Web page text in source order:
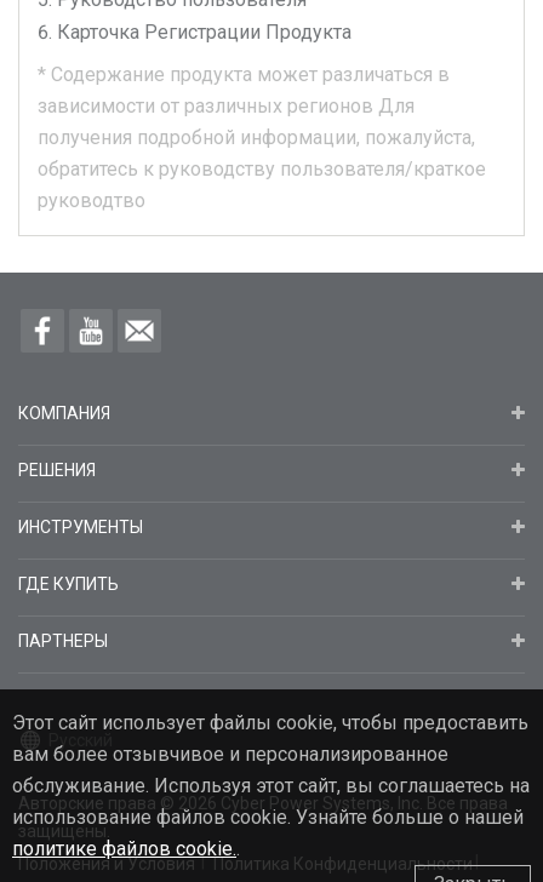
Карточка Регистрации Продукта
* Содержание продукта может различаться в
зависимости от различных регионов Для
получения подробной информации, пожалуйста,
обратитесь к руководству пользователя/краткое
руководтво
Этот сайт использует файлы cookie, чтобы предоставить
вам более отзывчивое и персонализированное
обслуживание. Используя этот сайт, вы соглашаетесь на
использование файлов cookie. Узнайте больше о нашей
политике файлов cookie..
КОМПАНИЯ
РЕШЕНИЯ
ИНСТРУМЕНТЫ
ГДЕ КУПИТЬ
ПАРТНЕРЫ
Авторские права © 2026 Cyber Power Systems, Inc. Все права
защищены.
Положения и Условия
Политика Конфиденциальности